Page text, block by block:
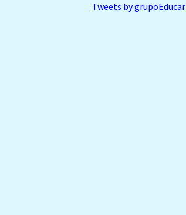
Tweets by grupoEducar